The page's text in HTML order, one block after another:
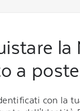
la
a
con la